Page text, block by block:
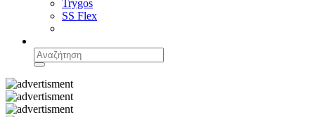
Trygos
SS Flex